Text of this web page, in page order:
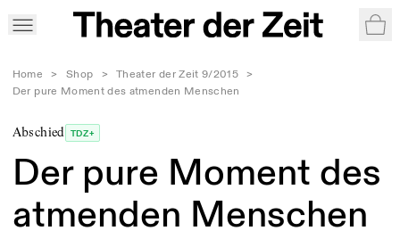
Home > Shop > Theater der Zeit 9/2015
>
Der pure Moment des atmenden Menschen
Abschied TDZ+
Der pure Moment des
atmenden Menschen